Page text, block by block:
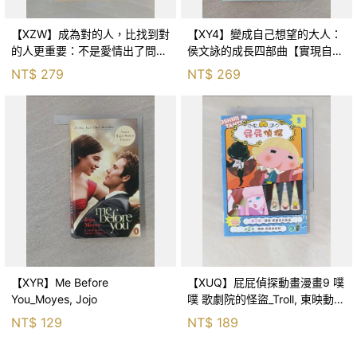
【XZW】成為對的人，比找到對
的人更重要：不是愛情出了問
題，而是認知需要升級！_Mr. P
NT$ 279
【XY4】變成自己想望的大人：
侯文詠的成長四部曲【實現自
己】_侯文詠
NT$ 269
【XYR】Me Before
You_Moyes, Jojo
NT$ 129
【XUQ】屁屁偵探動畫漫畫9 噗
噗 歌劇院的怪盜_Troll, 東映動畫
株式會社, 張東君
NT$ 189